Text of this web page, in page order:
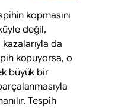
kopmasını
değil,
da
kopuyorsa, o
büyük bir
Tespih